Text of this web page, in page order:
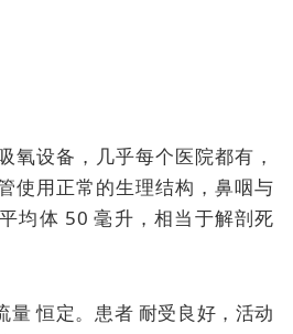
氧设备，几乎每个医院都有，
使用正常的生理结构，鼻咽与
均体 50 毫升，相当于解剖死
量恒定。患者 耐受良好，活动